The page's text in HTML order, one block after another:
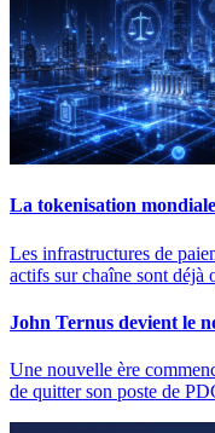
La tokenisation
Les infrastructures de
actifs sur chaîne sont
John Ternus devient le
Une nouvelle ère
de quitter son poste de